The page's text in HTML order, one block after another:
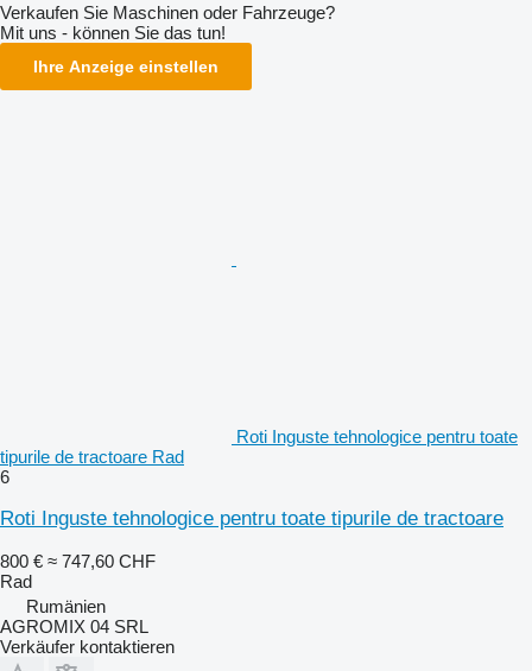
Verkaufen Sie Maschinen oder Fahrzeuge?
Mit uns - können Sie das tun!
Ihre Anzeige einstellen
Roti Inguste tehnologice pentru toate
tipurile de tractoare Rad
6
Roti Inguste tehnologice pentru toate tipurile de tractoare
800 € ≈ 747,60 CHF
Rad
Rumänien
AGROMIX 04 SRL
Verkäufer kontaktieren